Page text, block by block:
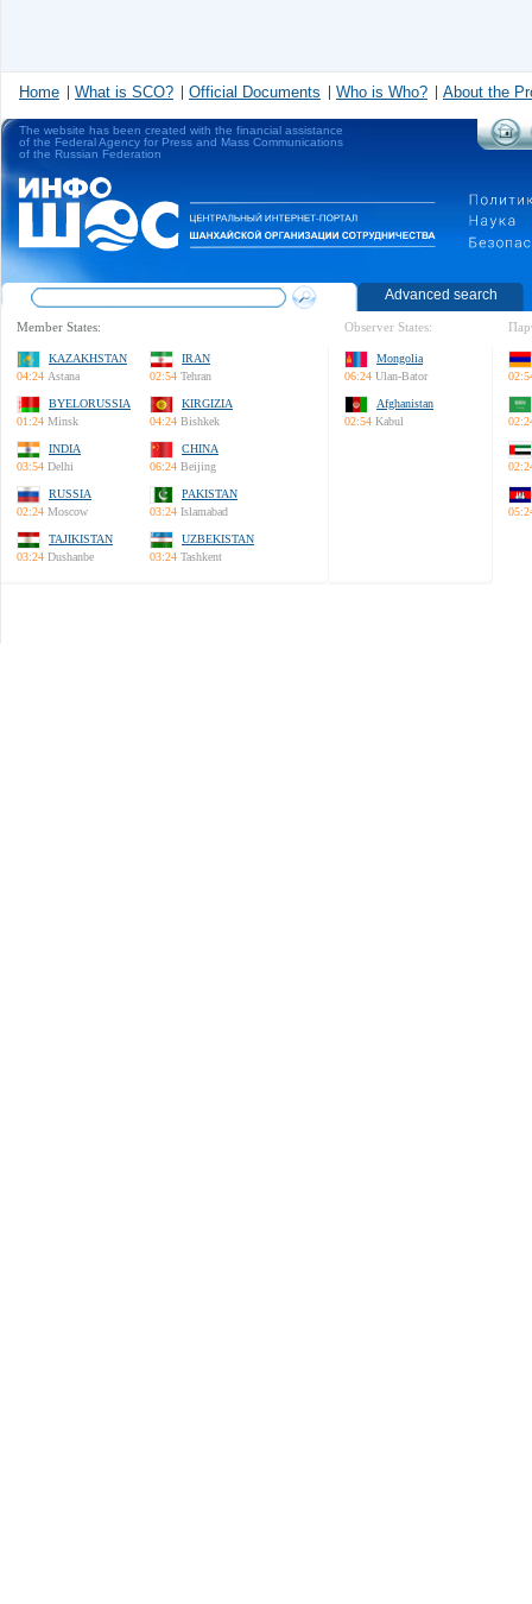
Home What is SCO? Official Documents Who is Who? About the
The website has been created with the financial assistance
of the Federal Agency for Press and Mass Communications
of the Russian Federation
Advanced search
Member States:
KAZAKHSTAN
04:24 Astana
IRAN
02:54 Tehran
BYELORUSSIA
01:24 Minsk
KIRGIZIA
04:24 Bishkek
INDIA
03:54 Delhi
CHINA
06:24 Beijing
RUSSIA
02:24 Moscow
PAKISTAN
03:24 Islamabad
TAJIKISTAN
03:24 Dushanbe
UZBEKISTAN
03:24 Tashkent
Observer States:
Mongolia
06:24 Ulan-Bator
Afghanistan
02:54 Kabul